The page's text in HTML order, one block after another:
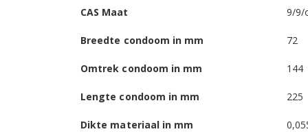
Meer
CAS Maat 9/9/
Breedte condoom in mm 72
Omtrek condoom in mm 144
Lengte condoom in mm 225
Dikte materiaal in mm